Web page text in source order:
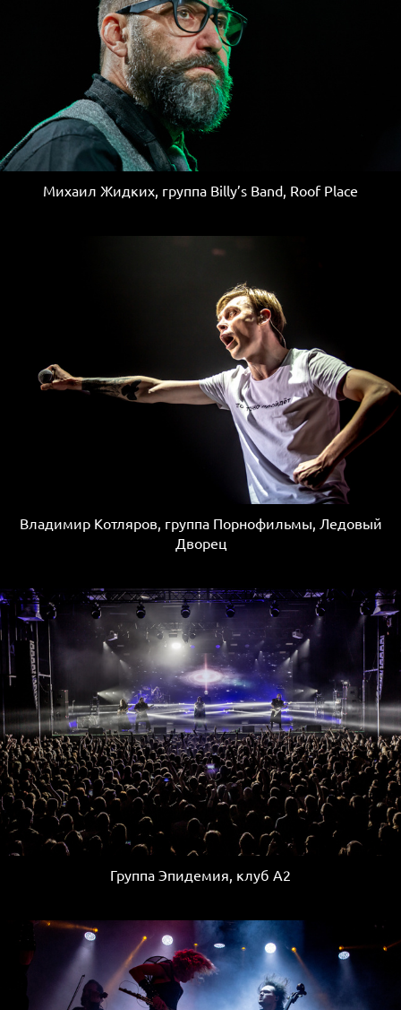
Михаил Жидких, группа Billy’s Band, Roof Place
Владимир Котляров, группа Порнофильмы, Ледовый
Дворец
Группа Эпидемия, клуб А2